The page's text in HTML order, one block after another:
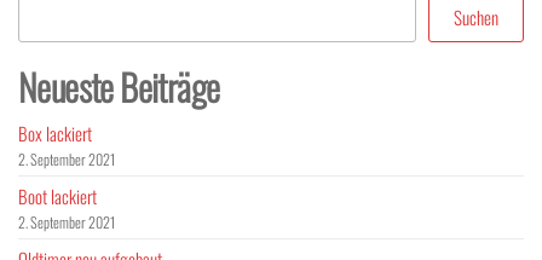
Suchen
Neueste Beiträge
Box lackiert
2. September 2021
Boot lackiert
2. September 2021